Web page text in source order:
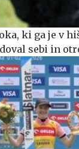
ki ga je v
sebi in